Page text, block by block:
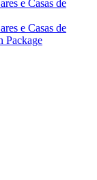
e Casas de
e Casas de
Package